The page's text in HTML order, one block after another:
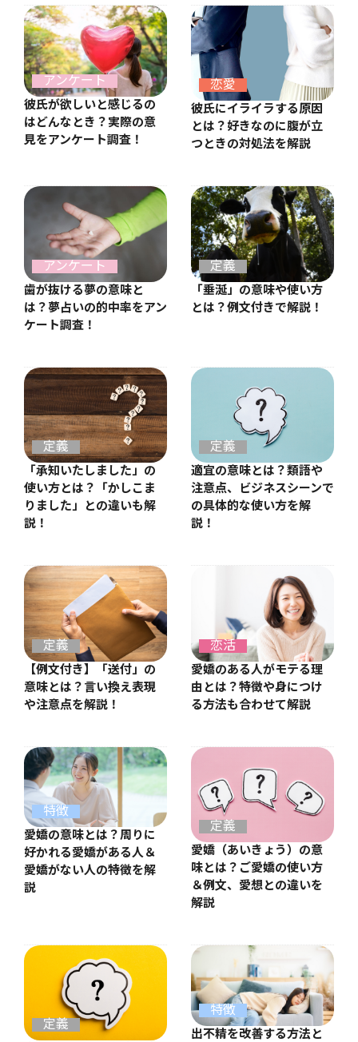
アンケート
彼氏が欲しいと感じるの
はどんなとき？実際の意
見をアンケート調査！
恋愛
彼氏にイライラする原因
とは？好きなのに腹が立
つときの対処法を解説
アンケート
歯が抜ける夢の意味と
は？夢占いの的中率をアン
ケート調査！
定義
「垂涎」の意味や使い方
とは？例文付きで解説！
定義
「承知いたしました」の
使い方とは？「かしこま
りました」との違いも解
説！
定義
適宜の意味とは？類語や
注意点、ビジネスシーンで
の具体的な使い方を解
説！
定義
【例文付き】「送付」の
意味とは？言い換え表現
や注意点を解説！
恋活
愛嬌のある人がモテる理
由とは？特徴や身につけ
る方法も合わせて解説
特徴
愛嬌の意味とは？周りに
好かれる愛嬌がある人＆
愛嬌がない人の特徴を解
説
定義
愛嬌（あいきょう）の意
味とは？ご愛嬌の使い方
＆例文、愛想との違いを
解説
定義
特徴
出不精を改善する方法と